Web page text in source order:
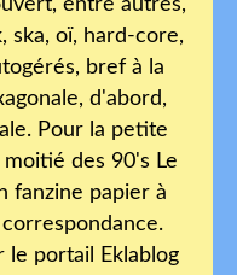
entre autres,
ska, oï, hard-core,
bref à la
d'abord,
Pour la petite
des 90's Le
fanzine papier à
le portail Eklablog